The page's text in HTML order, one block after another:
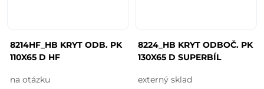
8214HF_HB KRYT ODB. PK
110X65 D HF
na otázku
8224_HB KRYT ODBOČ. PK
130X65 D SUPERBÍL
externý sklad